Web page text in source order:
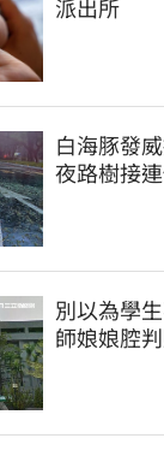
派出所
白海豚發
夜路樹接
別以為學
師娘娘腔